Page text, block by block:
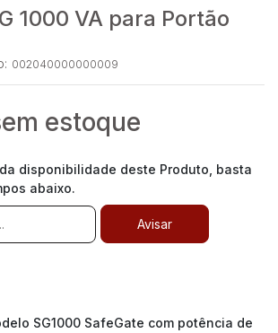
1000 VA para Portão
002040000000009
estoque
disponibilidade deste Produto, basta
abaixo.
SG1000 SafeGate com potência de